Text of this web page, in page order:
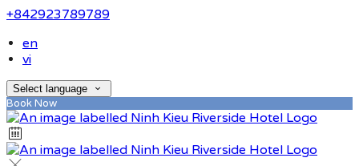
+842923789789
en
vi
Select language
Book Now